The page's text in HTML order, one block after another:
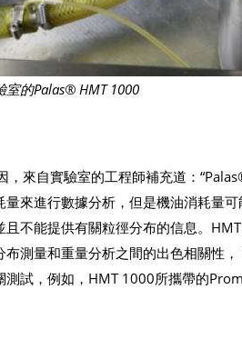
的Palas® HMT 1000
，來自實驗室的工程師補充道：
來進行數據分析，但是機油消耗量
且不能提供有關粒徑分布的信息。
測量和重量分析之間的出色相關性
測試，例如，HMT 1000所攜帶的